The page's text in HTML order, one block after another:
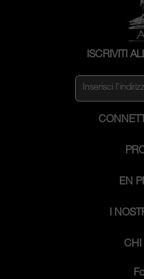
ISCRIVITI
EN
I
CHI